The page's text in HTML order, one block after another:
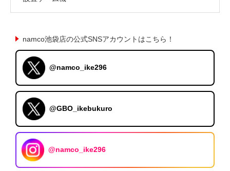
namco池袋店の公式SNSアカウントはこちら！
@namco_ike296
@GBO_ikebukuro
@namco_ike296